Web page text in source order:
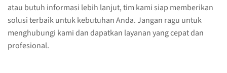
atau butuh informasi lebih lanjut, tim kami siap memberikan
solusi terbaik untuk kebutuhan Anda. Jangan ragu untuk
menghubungi kami dan dapatkan layanan yang cepat dan
profesional.